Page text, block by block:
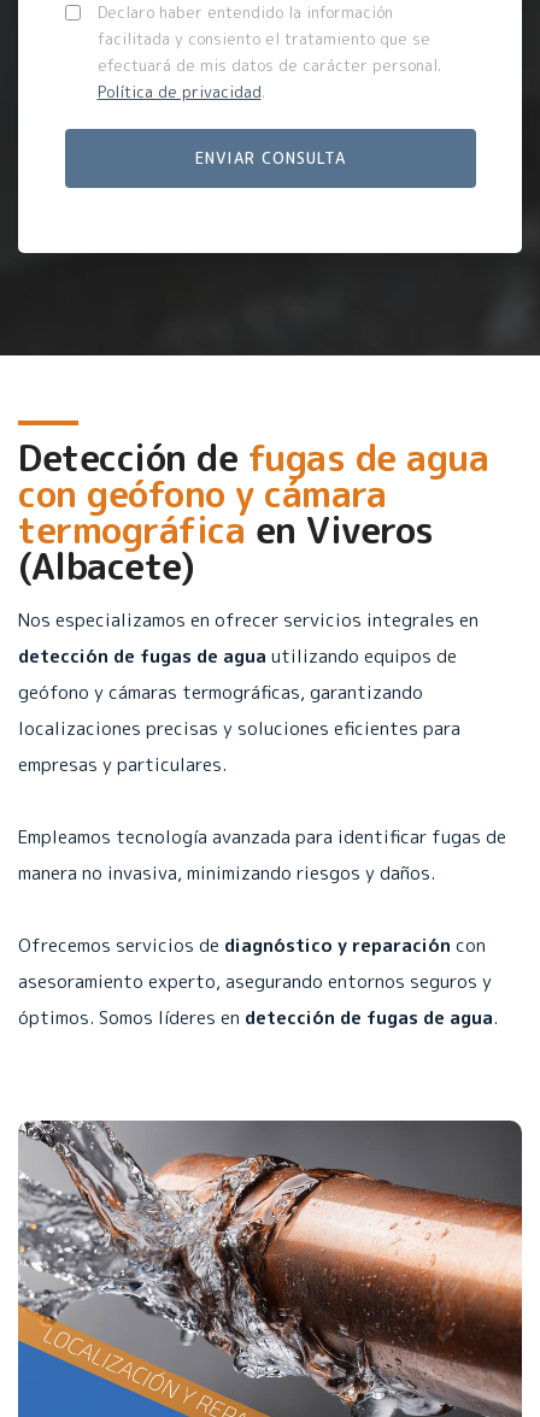
Declaro haber entendido la información
facilitada y consiento el tratamiento que se
efectuará de mis datos de carácter personal.
Política de privacidad.
Detección de fugas de agua
con geófono y cámara
termográficaen Viveros
(Albacete)
Nos especializamos en ofrecer servicios integrales en
detección de fugas de agua utilizando equipos de
geófono y cámaras termográficas, garantizando
localizaciones precisas y soluciones eficientes para
empresas y particulares.
Empleamos tecnología avanzada para identificar fugas de
manera no invasiva, minimizando riesgos y daños.
Ofrecemos servicios de diagnóstico y reparación con
asesoramiento experto, asegurando entornos seguros y
óptimos. Somos líderes en detección de fugas de agua.